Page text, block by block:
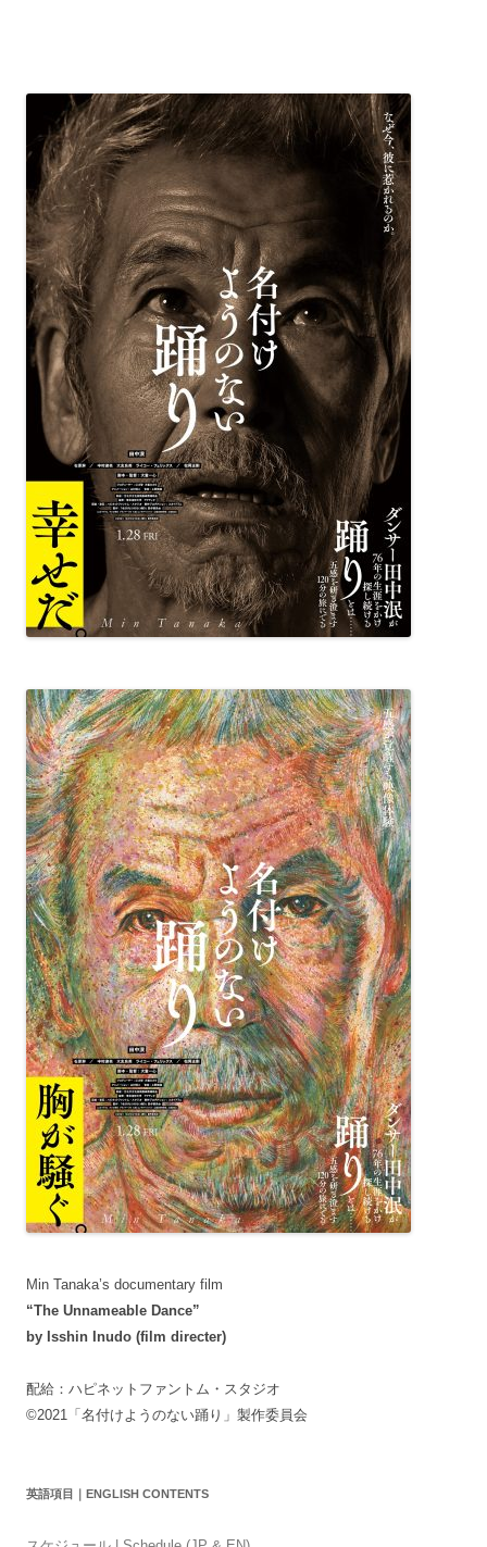
Min Tanaka’s documentary film
“The Unnameable Dance”
by Isshin Inudo (film directer)
配給：ハピネットファントム・スタジオ
©2021「名付けようのない踊り」製作委員会
英語項目｜ENGLISH CONTENTS